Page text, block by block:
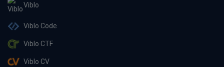
Viblo
Viblo Code
Viblo CTF
Viblo CV